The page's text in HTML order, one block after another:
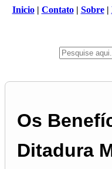
Inicio| Contato| Sobre|
Os
Ditadura